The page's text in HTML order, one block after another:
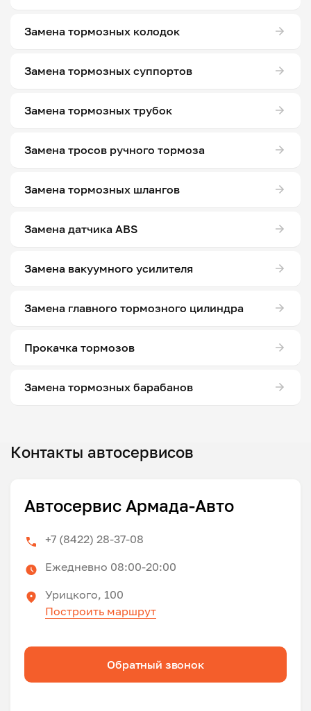
Замена тормозных колодок
Замена тормозных суппортов
Замена тормозных трубок
Замена тросов ручного тормоза
Замена тормозных шлангов
Замена датчика ABS
Замена вакуумного усилителя
Замена главного тормозного цилиндра
Прокачка тормозов
Замена тормозных барабанов
Контакты автосервисов
Автосервис Армада-Авто
+7 (8422) 28-37-08
Ежедневно 08:00-20:00
Урицкого, 100
Построить маршрут
Обратный звонок